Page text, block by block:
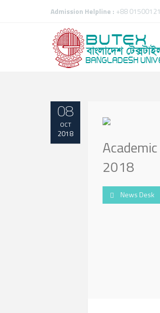
Admission Helpline : +88
08
OCT
2018
2018
News Desk